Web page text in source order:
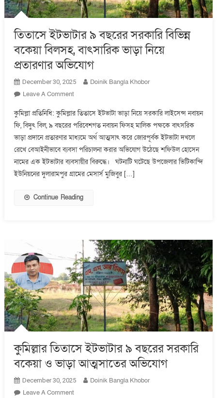
তিতাসে ইটভাটার ৯ বছরের সরকারি বিভিন্ন
বকেয়া বিলসহ, বাৎসারিক ভাড়া নিয়ে
প্রতারণার অভিযোগ
December 30, 2025
Doinik Bangla Khobor
Leave A CommentOn
ইটভাটার
৯
বছরের
সরকারি
বিভিন্ন
বকেয়া
বাৎসারিক
অভিযোগ
কুমিল্লা প্রতিনিধি: কুমিল্লার তিতাসে ইটভাটা ভাড়া নিয়ে সরকারি লাইসেন্স নবায়ন
ফি, বিদুৎ বিল, ৯ বছরের পরিবেশগত নবায়ন ফিসহ মালিক পক্ষকে বাৎসরিক
ভাড়া প্রদানে প্রতারণার মাধ্যমে অর্থ আত্মসাৎ করে জোরপূর্বক ইটভাটা দখলে
রেখে বেআইনীভাবে ব্যবসা পরিচালনা করার অভিযোগ উঠেছে শফিউল হোসেন
নামের এক ইটভাটার ব্যবসায়ীর বিরুদ্ধে। ঘটনাটি ঘটেছে উপজেলার ভিটিকান্দি
ইউনিয়নের দুলারামপুর গ্রামের মেসার্স মুজিবুর […]
Continue Reading
কুমিল্লার তিতাসে ইটভাটার ৯ বছরের সরকারি
বকেয়া ও ভাড়া আত্মসাতের অভিযোগ
December 30, 2025
Doinik Bangla Khobor
Leave A CommentOn